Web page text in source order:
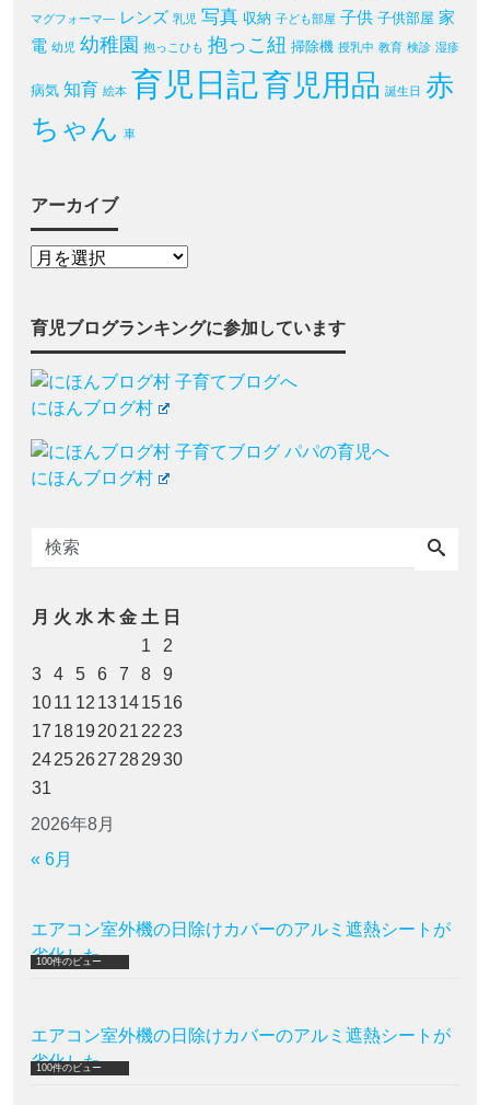
マグフォーマ― レンズ 乳児 写真 収納 子ども部屋 子供 子供部屋 家
電 幼児 幼稚園 抱っこひも 抱っこ紐 掃除機 授乳中 教育 検診 湿疹
病気 知育 絵本 育児日記育児用品 誕生日 赤
ちゃん 車
アーカイブ
育児ブログランキングに参加しています
にほんブログ村
にほんブログ村
2026年8月
月 火 水 木 金 土 日
1
2
3
4 5 6 7 8
9
1011 12 13141516
17 18192021 22 23
24252627 282930
31
« 6月
エアコン室外機の日除けカバーのアルミ遮熱シートが
劣化した
100件のビュー
エアコン室外機の日除けカバーのアルミ遮熱シートが
劣化した
100件のビュー